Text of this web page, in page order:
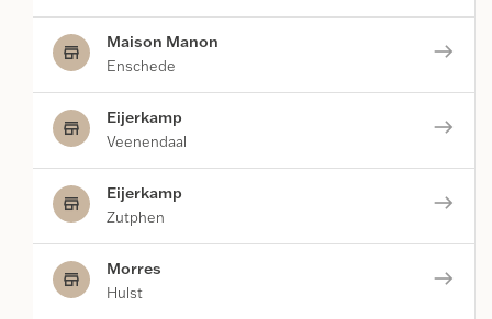
store
Maison Manon
Enschede
east
store
Eijerkamp
Veenendaal
east
store
Eijerkamp
Zutphen
east
store
Morres
Hulst
east